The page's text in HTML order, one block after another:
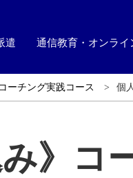
遣 通信教育・オンライ
コーチング実践コース 個
》コ